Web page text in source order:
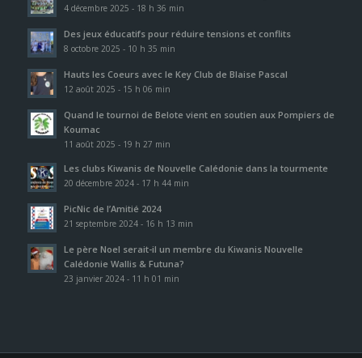
4 décembre 2025 - 18 h 36 min
Des jeux éducatifs pour réduire tensions et conflits
8 octobre 2025 - 10 h 35 min
Hauts les Coeurs avec le Key Club de Blaise Pascal
12 août 2025 - 15 h 06 min
Quand le tournoi de Belote vient en soutien aux Pompiers de
Koumac
11 août 2025 - 19 h 27 min
Les clubs Kiwanis de Nouvelle Calédonie dans la tourmente
20 décembre 2024 - 17 h 44 min
PicNic de l’Amitié 2024
21 septembre 2024 - 16 h 13 min
Le père Noel serait-il un membre du Kiwanis Nouvelle
Calédonie Wallis & Futuna?
23 janvier 2024 - 11 h 01 min